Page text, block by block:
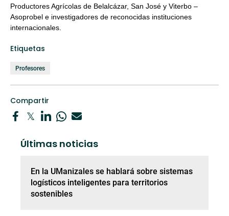
Productores Agrícolas de Belalcázar, San José y Viterbo –
Asoprobel e investigadores de reconocidas instituciones
internacionales.
Etiquetas
Profesores
Compartir
Últimas noticias
En la UManizales se hablará sobre sistemas
logísticos inteligentes para territorios
sostenibles